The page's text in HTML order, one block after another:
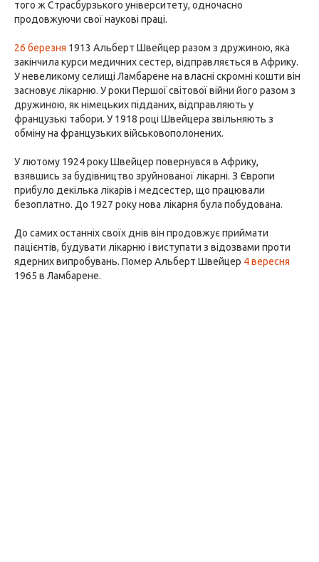
того ж Страсбурзького університету, одночасно
продовжуючи свої наукові праці.
26 березня 1913 Альберт Швейцер разом з дружиною, яка
закінчила курси медичних сестер, відправляється в Африку.
У невеликому селищі Ламбарене на власні скромні кошти він
засновує лікарню. У роки Першої світової війни його разом з
дружиною, як німецьких підданих, відправляють у
французькі табори. У 1918 році Швейцера звільняють з
обміну на французьких військовополонених.
У лютому 1924 року Швейцер повернувся в Африку,
взявшись за будівництво зруйнованої лікарні. З Європи
прибуло декілька лікарів і медсестер, що працювали
безоплатно. До 1927 року нова лікарня була побудована.
До самих останніх своїх днів він продовжує приймати
пацієнтів, будувати лікарню і виступати з відозвами проти
ядерних випробувань. Помер Альберт Швейцер 4 вересня
1965 в Ламбарене.